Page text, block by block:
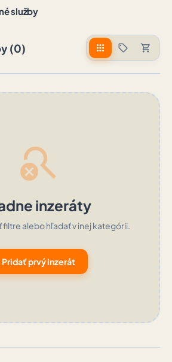
služby
(0) apps sell shopping_cart
search_off
inzeráty
filtre alebo hľadať v inej kategórii.
Pridať prvý inzerát